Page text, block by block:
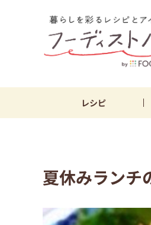
レシピ
夏休みランチ